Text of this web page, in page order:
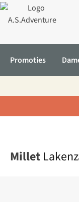
Promoties
Millet